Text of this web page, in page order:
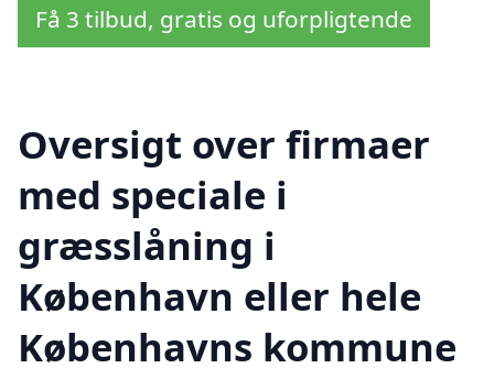
Få 3 tilbud, gratis og uforpligtende
Oversigt over firmaer
med speciale i
græsslåning i
København eller hele
Københavns kommune